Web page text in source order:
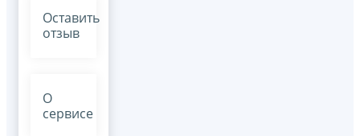
Оставить
отзыв
О
сервисе